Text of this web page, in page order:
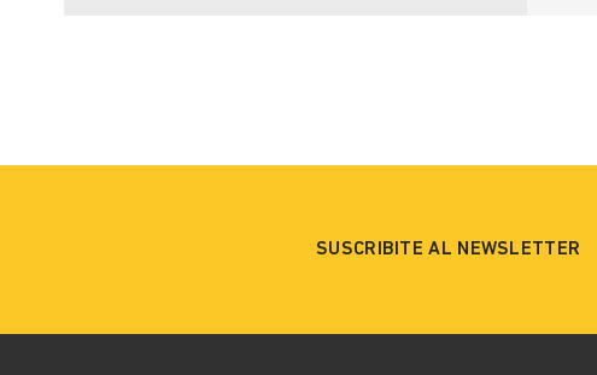
SUSCRIBITE AL NEWSLETTER